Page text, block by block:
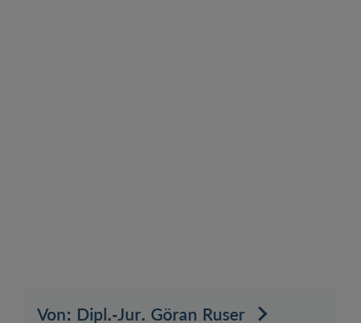
Von: Dipl.-Jur. Göran Ruser